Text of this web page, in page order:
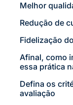
Melhor
Redução de
Fidelização
Afinal, como
essa prática
Defina os
avaliação